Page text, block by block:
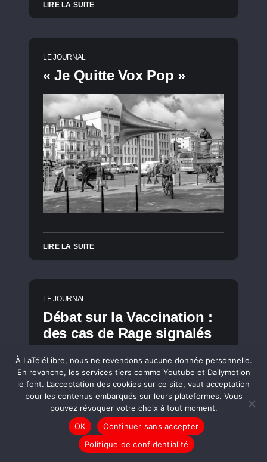
LIRE LA SUITE
LE JOURNAL
« Je Quitte Vox Pop »
LIRE LA SUITE
LE JOURNAL
Débat sur la Vaccination :
des cas de Rage signalés
À LaTéléLibre, nous ne revendons aucune donnée personnelle.
En revanche, les services tiers comme Youtube et Dailymotion
le font. L’acceptation des cookies sur ce site, vaut acceptation
pour les contenus embarqués sur leurs plateformes. Vous
pouvez révoquer votre choix à tout moment.
OK
Continuer sans accepter
Politique de confidentialité